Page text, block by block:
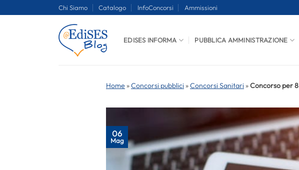
Chi Siamo Catalogo InfoConcorsi Ammissioni
EDISES INFORMA PUBBLICA AMMINISTRAZIONE
Home »Concorsi pubblici »Concorsi Sanitari »Concorso per
06
Mag